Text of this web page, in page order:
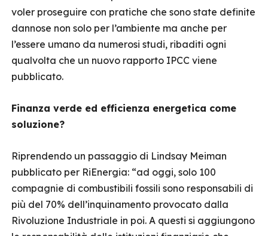
voler proseguire con pratiche che sono state definite
dannose non solo per l’ambiente ma anche per
l’essere umano da numerosi studi, ribaditi ogni
qualvolta che un nuovo rapporto IPCC viene
pubblicato.
Finanza verde ed efficienza energetica come
soluzione?
Riprendendo un passaggio di Lindsay Meiman
pubblicato per RiEnergia: “ad oggi, solo 100
compagnie di combustibili fossili sono responsabili di
più del 70% dell’inquinamento provocato dalla
Rivoluzione Industriale in poi. A questi si aggiungono